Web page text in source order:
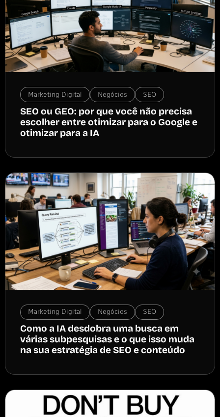
Marketing Digital Negócios SEO
SEO ou GEO: por que você não precisa
escolher entre otimizar para o Google e
otimizar para a IA
Marketing Digital Negócios SEO
Como a IA desdobra uma busca em
várias subpesquisas e o que isso muda
na sua estratégia de SEO e conteúdo